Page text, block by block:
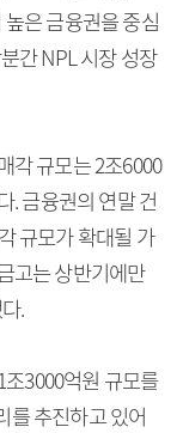
은 금융권을 중심
간 NPL 시장 성장
각 규모는 2조6000
. 금융권의 연말 건
규모가 확대될 가
고는 상반기에만
.
3000억원 규모를
를 추진하고 있어